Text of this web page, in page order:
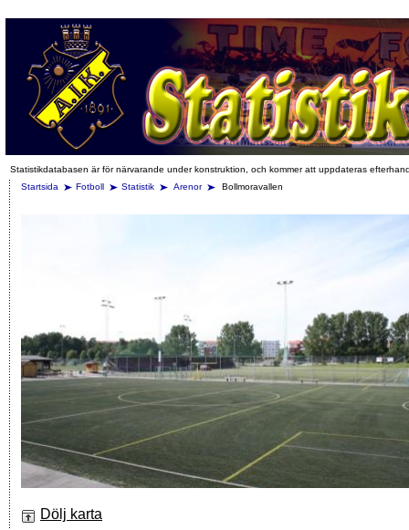
Statistikdatabasen är för närvarande under konstruktion, och kommer att uppdateras
Startsida
Fotboll Statistik Arenor Bollmoravallen
Dölj karta